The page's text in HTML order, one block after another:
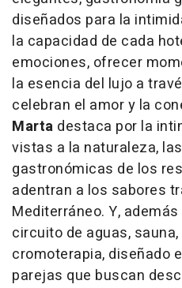
diseñados para la
la capacidad de cada
emociones, ofrecer
la esencia del lujo a
celebran el amor y la
Marta destaca por la
vistas a la naturaleza,
gastronómicas de los
adentran a los sabores
Mediterráneo. Y,
circuito de aguas,
cromoterapia, diseñado
parejas que buscan